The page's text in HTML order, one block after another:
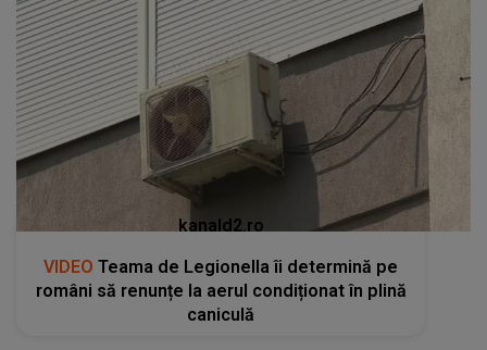
kanald2.ro
VIDEO Teama de Legionella îi determină pe
români să renunțe la aerul condiționat în plină
caniculă